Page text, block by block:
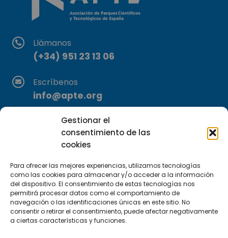
Gestionar el
consentimiento de las
cookies
Para ofrecer las mejores experiencias, utilizamos tecnologías
como las cookies para almacenar y/o acceder a la información
del dispositivo. El consentimiento de estas tecnologías nos
permitirá procesar datos como el comportamiento de
navegación o las identificaciones únicas en este sitio. No
consentir o retirar el consentimiento, puede afectar negativamente
a ciertas características y funciones.
Llámanos
(+34) 951 23 13 06
Escríbenos
info@apte.org
Encuéntranos
C/Marie Curie, 35
29590 Campanillas, Málaga